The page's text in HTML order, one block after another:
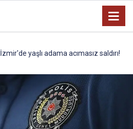
İzmir'de yaşlı adama acımasız saldırı!